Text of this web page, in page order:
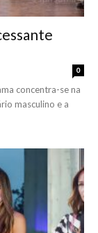
0
concentra-se na
masculino e a